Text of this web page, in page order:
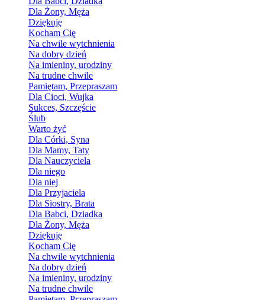
Dla Żony, Męża
Dziękuję
Kocham Cię
Na chwile wytchnienia
Na dobry dzień
Na imieniny, urodziny
Na trudne chwile
Pamiętam, Przepraszam
Dla Cioci, Wujka
Sukces, Szczęście
Ślub
Warto żyć
Dla Córki, Syna
Dla Mamy, Taty
Dla Nauczyciela
Dla niego
Dla niej
Dla Przyjaciela
Dla Siostry, Brata
Dla Babci, Dziadka
Dla Żony, Męża
Dziękuję
Kocham Cię
Na chwile wytchnienia
Na dobry dzień
Na imieniny, urodziny
Na trudne chwile